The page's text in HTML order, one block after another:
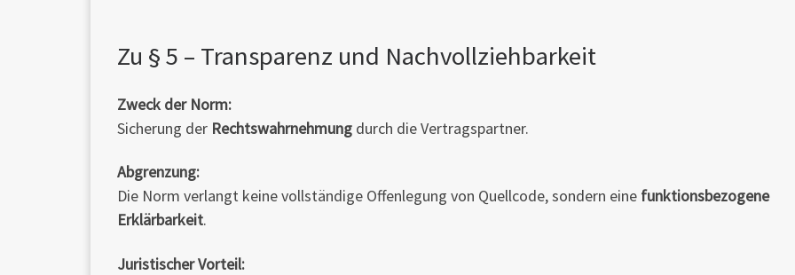
Zu § 5 – Transparenz und Nachvollziehbarkeit
Zweck der Norm:
Sicherung der Rechtswahrnehmung durch die Vertragspartner.
Abgrenzung:
Die Norm verlangt keine vollständige Offenlegung von Quellcode, sondern eine funktionsbezogene
Erklärbarkeit.
Juristischer Vorteil: